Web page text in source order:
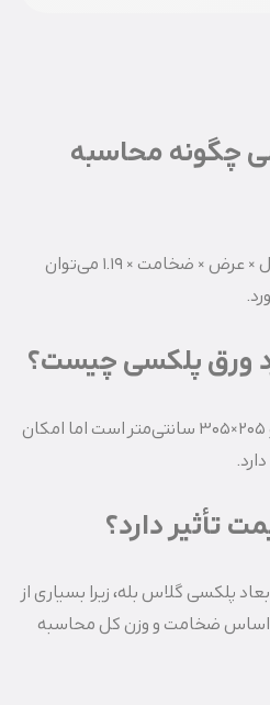
چگونه محاسبه
با استفاده از فرمول طول × عرض × ضخامت × 1.19 می‌توان
ورق پلکسی چیست؟
ابعاد متداول 122×183 و 205×305 سانتی‌متر است اما امکان
تأثیر دارد؟
پلکسی گلاس بله، زیرا بسیاری از
اساس ضخامت و وزن کل محاسبه